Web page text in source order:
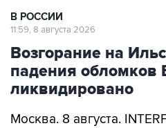
В РОССИИ
11:59, 8 августа 2026
Возгорание на
падения
ликвидировано
Москва. 8 августа.